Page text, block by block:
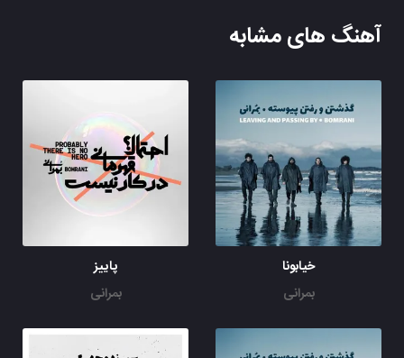
آهنگ های مشابه
خیابونا
بمرانی
پاییز
بمرانی